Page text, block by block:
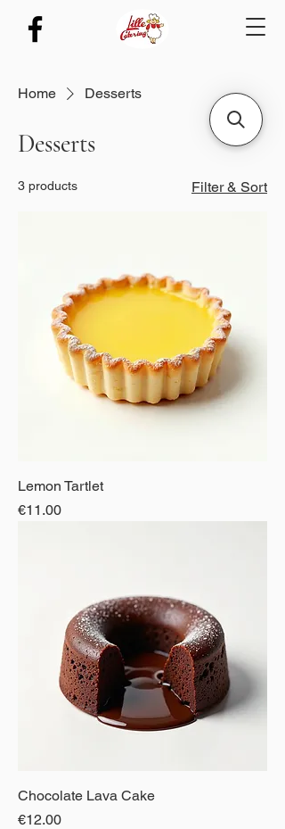
Home Desserts
Desserts
3 products Filter & Sort
Lemon Tartlet
Price
€11.00
Chocolate Lava Cake
Price
€12.00